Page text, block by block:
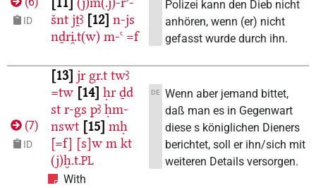
ID
šnt jṯꜣ 12 n-js
nḏri̯.t(w) m-ꜥ =f
Polizei kann den Dieb nicht
anhören, wenn (er) nicht
gefasst wurde durch ihn.
(7)
ID
13 jr gr.t twꜣ
=tw 14 ḥr ḏd
st r-gs pꜣ ḥm-
nswt 15 mḥ
[=f] [s]w m kt
(j)ḫ.t.PL
With
DE Wenn aber jemand bittet,
daß man es in Gegenwart
diese s königlichen Dieners
berichtet, soll er ihn/sich mit
weiteren Details versorgen.